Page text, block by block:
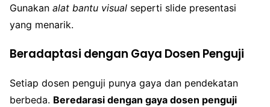
Gunakan alat bantu visual seperti slide presentasi
yang menarik.
Beradaptasi dengan Gaya Dosen Penguji
Setiap dosen penguji punya gaya dan pendekatan
berbeda. Beredarasi dengan gaya dosen penguji